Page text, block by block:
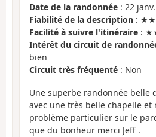
Date de la randonnée : 22
Fiabilité de la description :
Facilité à suivre l'itinéraire :
Intérêt du circuit de
bien
Circuit très fréquenté : Non
Une superbe randonnée belle
avec une très belle chapelle et
problème particulier sur le
que du bonheur merci Jeff .